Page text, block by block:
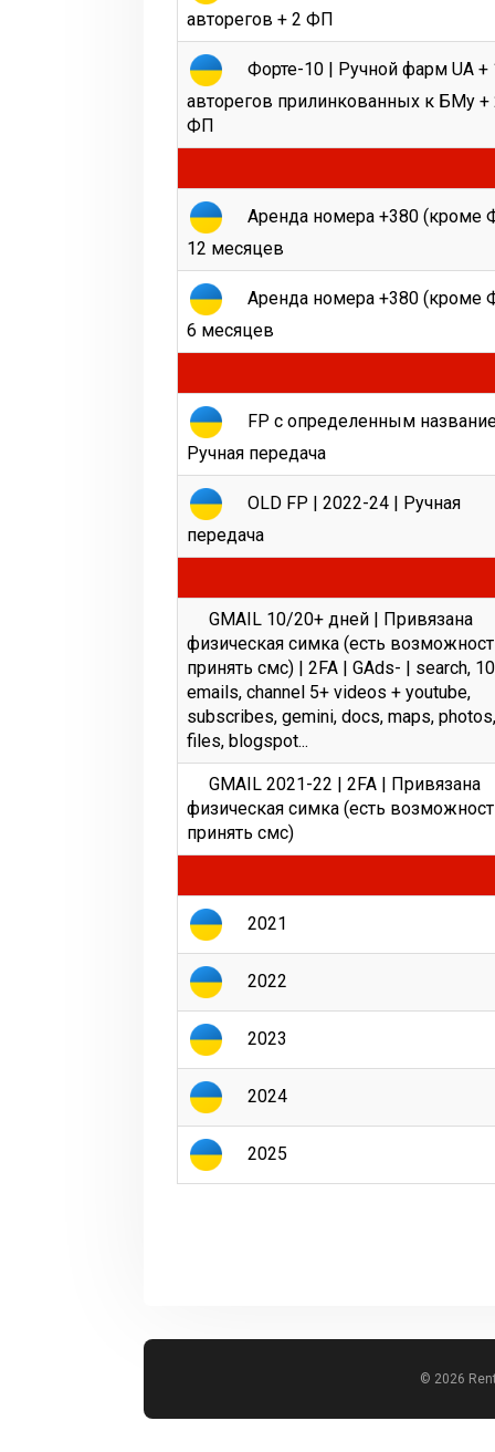
авторегов + 2 ФП
Форте-10 | Ручной фарм UA +
авторегов прилинкованных к БМу +
ФП
Аренда номера +380 (кроме
12 месяцев
Аренда номера +380 (кроме
6 месяцев
FP с определенным
Ручная передача
OLD FP | 2022-24 | Ручная
передача
GМАIL 10/20+ дней | Привязана
физическая симка (есть
принять смс) | 2FA | GAds- | search,
emails, channel 5+ videos + youtube,
subscribes, gemini, docs, maps, photos,
files, blogspot...
GМАIL 2021-22 | 2FA | Привязана
физическая симка (есть
принять смс)
2021
2022
2023
2024
2025
© 2026